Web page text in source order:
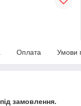
Оплата Умови
замовлення.